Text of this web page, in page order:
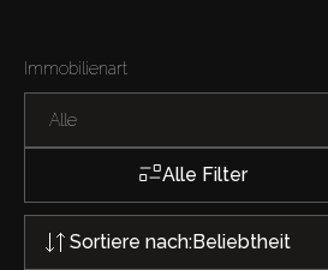
Immobilienart
Alle
Alle Filter
Sortiere nach:Beliebtheit